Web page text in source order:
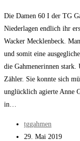
Die Damen 60 I der TG
Niederlagen endlich ihr
Wacker Mecklenbeck.
und somit eine
die Gahmenerinnen stark.
Zähler. Sie konnte sich
unglücklich agierte Anne
in…
Beitrags-
Autor:
tggahmen
Beitrag
29. Mai 2019